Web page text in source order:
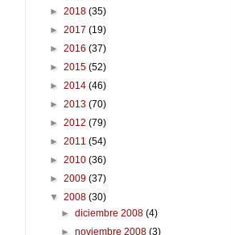
► 2018 (35)
► 2017 (19)
► 2016 (37)
► 2015 (52)
► 2014 (46)
► 2013 (70)
► 2012 (79)
► 2011 (54)
► 2010 (36)
► 2009 (37)
▼ 2008 (30)
►diciembre 2008(4)
►noviembre 2008(3)